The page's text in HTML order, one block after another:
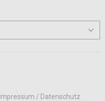
Impressum / Datenschutz